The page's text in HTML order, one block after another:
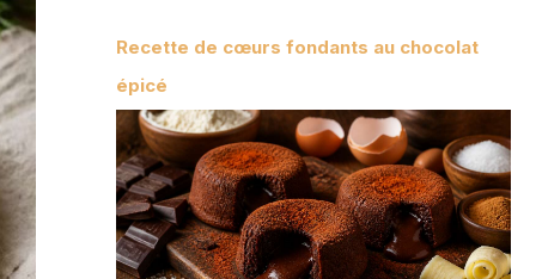
Recette de cœurs fondants au chocolat
épicé